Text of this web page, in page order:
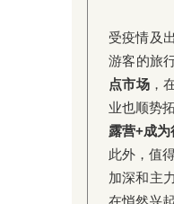
受疫情及
游客的旅
点市场，
业也顺势
露营+成为
此外，值
加深和主
在悄然兴